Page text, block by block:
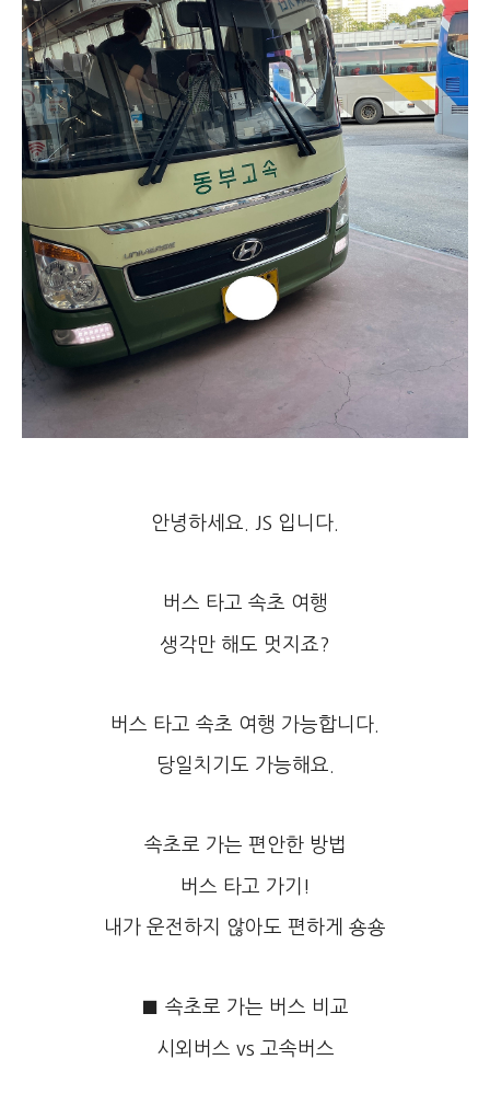
안녕하세요. JS 입니다.
버스 타고 속초 여행
생각만 해도 멋지죠?
버스 타고 속초 여행 가능합니다.
당일치기도 가능해요.
속초로 가는 편안한 방법
버스 타고 가기!
내가 운전하지 않아도 편하게 숑숑
■ 속초로 가는 버스 비교
시외버스 vs 고속버스